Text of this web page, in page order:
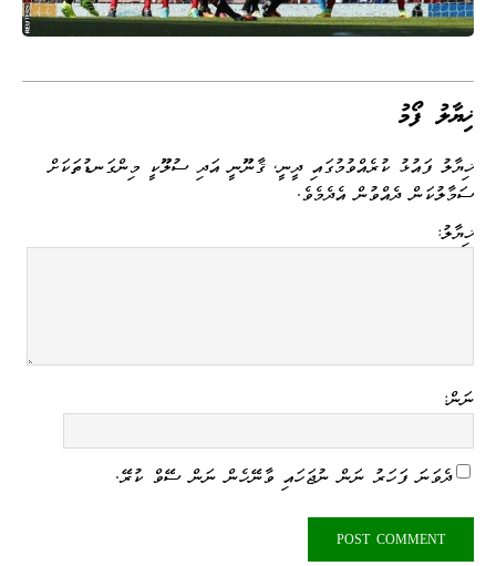
ޚިޔާލު ފޯމު
ޚިޔާލު ފައުޅު ކުރެއްވުމުގައި ދީނީ، ޤާނޫނީ އަދި ސުލޫކީ މިންގަނޑުތަކަށް
ސަމާލުކަން ދެއްވުން އެދެމެވެ.
ޚިޔާލު:
ނަން:
ދެވަނަ ފަހަރު ނަން ނުޖަހައި ވާނޭހެން ނަން ސޭވް ކުރޭ.